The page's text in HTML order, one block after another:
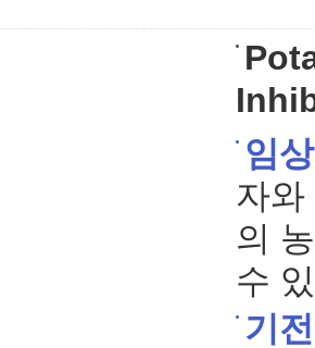
임
자
의
수
기전